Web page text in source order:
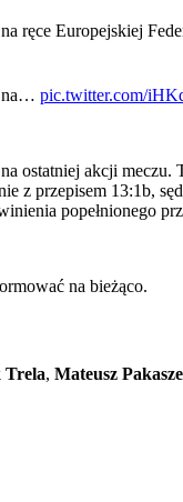
ręce Europejskiej
na… pic.twitter.com/
ostatniej akcji meczu.
przepisem 13:1b,
popełnionego
na bieżąco.
Trela, Mateusz